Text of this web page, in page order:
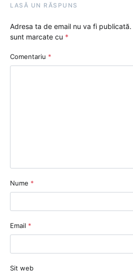
LASĂ UN RĂSPUNS
Adresa ta de email nu va fi publicată.
sunt marcate cu *
Comentariu *
Nume *
Email *
Sit web